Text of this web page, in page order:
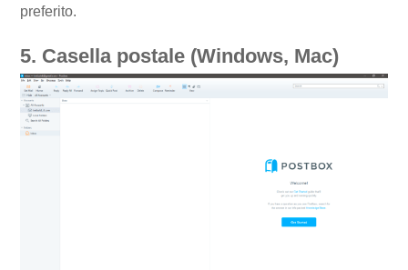
preferito.
5. Casella postale (Windows, Mac)